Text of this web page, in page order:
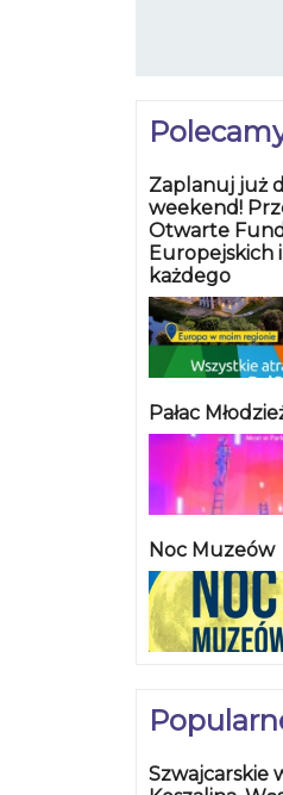
Zaplanuj już
weekend!
Otwarte
Europejskich
każdego
Pałac
Noc Muzeów
Szwajcarskie